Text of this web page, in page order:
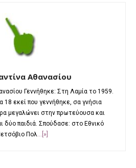
Αθανασίου
Γεννήθηκε: Στη Λαμία το 1959.
εκεί που γεννήθηκε, σα γνήσια
μεγαλώνει στην πρωτεύουσα και
δύο παιδιά. Σπούδασε: στο Εθνικό
Πολ...[»]